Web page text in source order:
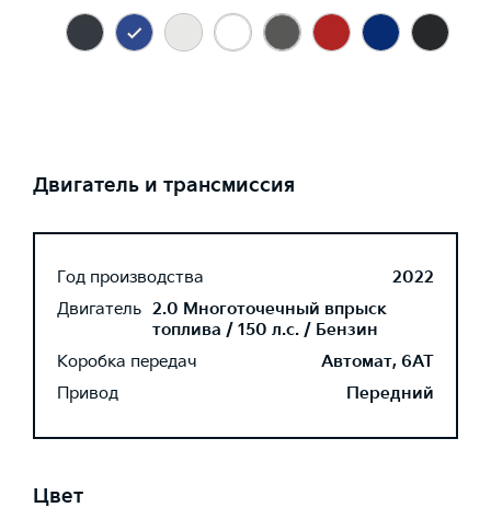
Двигатель и трансмиссия
Год производства
2022
Двигатель 2.0 Многоточечный впрыск
топлива / 150 л.с. / Бензин
Коробка передач
Автомат, 6AT
Привод
Передний
Цвет